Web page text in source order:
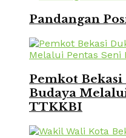
Pandangan
Pemkot
Budaya
TTKKBI